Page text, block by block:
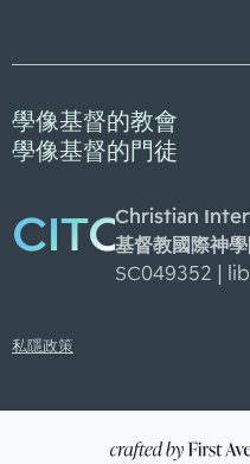
學像基督的教會
學像基督的門徒
CITCChristian
基督教國際神
SC049352 |
私隱政策